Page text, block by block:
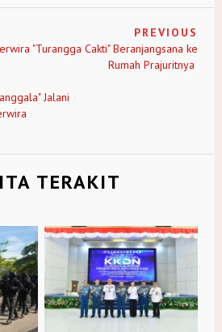
PREVIOUS
"Turangga Cakti" Beranjangsana ke
Rumah Prajuritnya
Jalani
TERAKIT